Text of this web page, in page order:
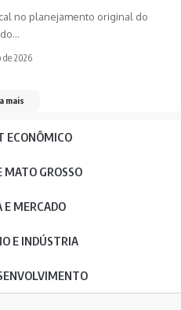
no planejamento original do
de 2026
mais
ECONÔMICO
MATO GROSSO
E MERCADO
E INDÚSTRIA